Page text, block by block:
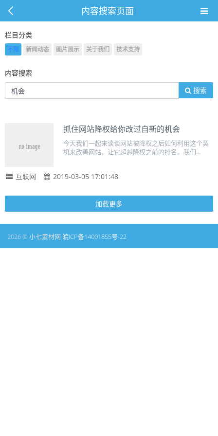
内容搜索页面
栏目分类
不限 新闻动态 图片展示 关于我们 技术支持
内容搜索
搜索
抓住网站降权给你改过自新的机会
今天我们一起来谈谈网站被降权之后如何利用这个契
机来改善网站，让它超越降权之前的排名。我们...
互联网 2019-03-05 17:01:48
加载更多
2026 © 小七素材网 皖ICP备14001855号-22